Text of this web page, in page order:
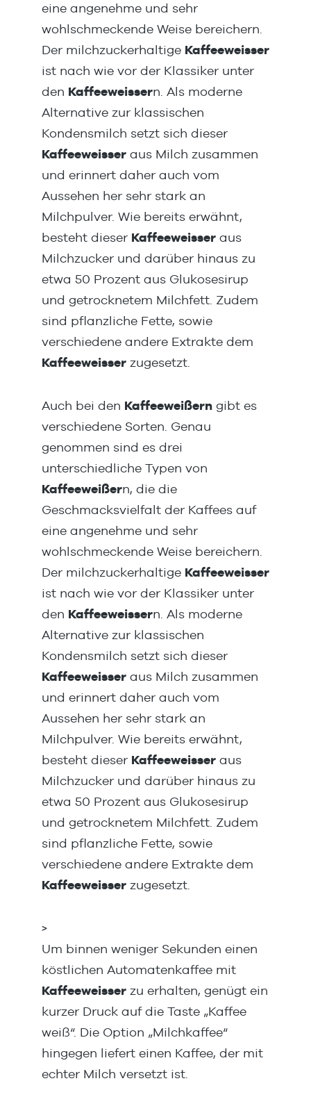
eine angenehme und sehr
wohlschmeckende Weise bereichern.
Der milchzuckerhaltige Kaffeeweisser
ist nach wie vor der Klassiker unter
den Kaffeeweissern. Als moderne
Alternative zur klassischen
Kondensmilch setzt sich dieser
Kaffeeweisser aus Milch zusammen
und erinnert daher auch vom
Aussehen her sehr stark an
Milchpulver. Wie bereits erwähnt,
besteht dieser Kaffeeweisser aus
Milchzucker und darüber hinaus zu
etwa 50 Prozent aus Glukosesirup
und getrocknetem Milchfett. Zudem
sind pflanzliche Fette, sowie
verschiedene andere Extrakte dem
Kaffeeweisser zugesetzt.
Auch bei den Kaffeeweißern gibt es
verschiedene Sorten. Genau
genommen sind es drei
unterschiedliche Typen von
Kaffeeweißern, die die
Geschmacksvielfalt der Kaffees auf
eine angenehme und sehr
wohlschmeckende Weise bereichern.
Der milchzuckerhaltige Kaffeeweisser
ist nach wie vor der Klassiker unter
den Kaffeeweissern. Als moderne
Alternative zur klassischen
Kondensmilch setzt sich dieser
Kaffeeweisser aus Milch zusammen
und erinnert daher auch vom
Aussehen her sehr stark an
Milchpulver. Wie bereits erwähnt,
besteht dieser Kaffeeweisser aus
Milchzucker und darüber hinaus zu
etwa 50 Prozent aus Glukosesirup
und getrocknetem Milchfett. Zudem
sind pflanzliche Fette, sowie
verschiedene andere Extrakte dem
Kaffeeweisser zugesetzt.
>
Um binnen weniger Sekunden einen
köstlichen Automatenkaffee mit
Kaffeeweisser zu erhalten, genügt ein
kurzer Druck auf die Taste „Kaffee
weiß“. Die Option „Milchkaffee“
hingegen liefert einen Kaffee, der mit
echter Milch versetzt ist.